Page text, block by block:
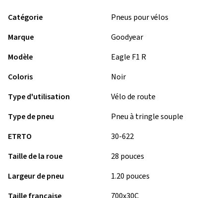
Catégorie
Pneus pour vélos
Marque
Goodyear
Modèle
Eagle F1 R
Coloris
Noir
Type d'utilisation
Vélo de route
Type de pneu
Pneu à tringle souple
ETRTO
30-622
Taille de la roue
28 pouces
Largeur de pneu
1.20 pouces